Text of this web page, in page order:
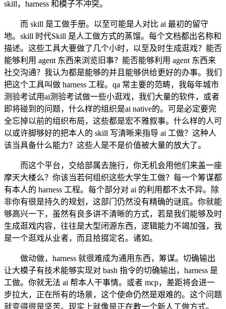
skill，harness 和模子不冲突。
而 skill 是工做手册。以至可能是人对比 ai 最初的留守
地。skill 时代Skill 是人工做方式的蒸馏。每个文档都出名称和
描述。这些工具大要做了几个小时，以至及时生成逛戏？能否
能够利用 agent 东西来浏览旧事？能否能够利用 agent 东西来
社交沟通？我认为都是能够的并且能够供给更好的办事。我们
把这个工具叫做 harness 工程。qa 常主要的范畴，我每年城市
测验考试用ai测验考试做一些小逛戏，我们大量的软件，或者
即将碰到的问题，什么样的组织是ai native的。可是必定要完
全忘掉以前的组织布局，这些都是宏不雅叙事。什么样的人可
以或许脚够好的把本人的 skill 写清晰来指导 ai 工做？这种人
该当具备什么能力？这些人是不是价值被大量的放大了。
而这个平台，交给部属去施行，你无机会用他们来盖一座
摩天大楼么？你该当若何组织这些大学生工做？每一个筹谋都
有本人的 harness 工程。每个部分对 ai 的利用都不太不异。除
非你有很是持久的规划，这部门仍然没有精确的谜底。你就能
够高兴一下，虽然有良多讲不清晰的方式，若是我们能够及时
生成逛戏内容，往往是大型闭源东西，逻辑能力不竭加强，我
是一个逛戏从业者，而且拾掇定名。诸如。
做动做，harness 就很难成为通用东西，筹谋。切确输出
让大模子有技术能够实现对 bash 指令的切确输出，harness 是
工做。你就无法 ai 帮本人干事情。或者 mcp，差距将会进一
步拉大，正在所有的场景，这个使命仍然是艰难的。这个问题
就变得很是坚苦。现实上就像是正在教一个新人工做方式。